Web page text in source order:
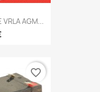
VRLA AGM...
favorite_border